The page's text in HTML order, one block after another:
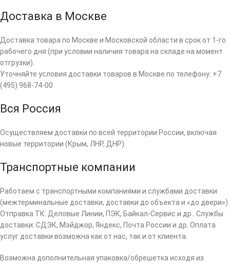
Доставка в Москве
Доставка товара по Москве и Московской области в срок от 1-го
рабочего дня (при условии наличия товара на складе на момент
отгрузки).
Уточняйте условия доставки товаров в Москве по телефону: +7
(495) 968-74-00
Вся Россия
Осуществляем доставки по всей территории России, включая
новые территории (Крым, ЛНР, ДНР).
Транспортные компании
Работаем с транспортными компаниями и службами доставки
(межтерминальные доставки, доставки до объекта и «до двери»).
Отправка ТК: Деловые Линии, ПЭК, Байкал-Сервис и др.. Службы
доставки: СДЭК, Мэйджор, Яндекс, Почта России и др. Оплата
услуг доставки возможна как от нас, так и от клиента.
Возможна дополнительная упаковка/обрешетка исходя из